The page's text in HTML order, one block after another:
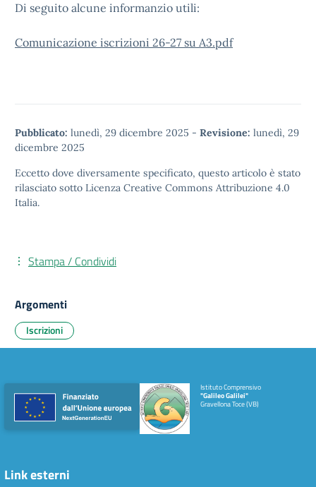
Di seguito alcune informanzio utili:
Comunicazione iscrizioni 26-27 su A3.pdf
Pubblicato: lunedì, 29 dicembre 2025 - Revisione: lunedì, 29
dicembre 2025
Eccetto dove diversamente specificato, questo articolo è stato
rilasciato sotto Licenza Creative Commons Attribuzione 4.0
Italia.
Stampa / Condividi
Argomenti
Iscrizioni
Istituto Comprensivo
"Galileo Galilei"
Gravellona Toce (VB)
Link esterni